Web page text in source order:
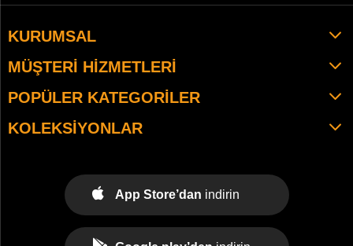
KURUMSAL
MÜŞTERI HIZMETLERI
POPÜLER KATEGORILER
KOLEKSIYONLAR
App Store’dan indirin